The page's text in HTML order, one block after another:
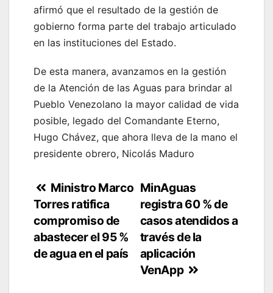
afirmó que el resultado de la gestión de
gobierno forma parte del trabajo articulado
en las instituciones del Estado.
De esta manera, avanzamos en la gestión
de la Atención de las Aguas para brindar al
Pueblo Venezolano la mayor calidad de vida
posible, legado del Comandante Eterno,
Hugo Chávez, que ahora lleva de la mano el
presidente obrero, Nicolás Maduro
Navegación
de
entradas
MinAguas
registra 60 % de
casos atendidos a
través de la
aplicación
VenApp
Ministro Marco
Torres ratifica
compromiso de
abastecer el 95 %
de agua en el país